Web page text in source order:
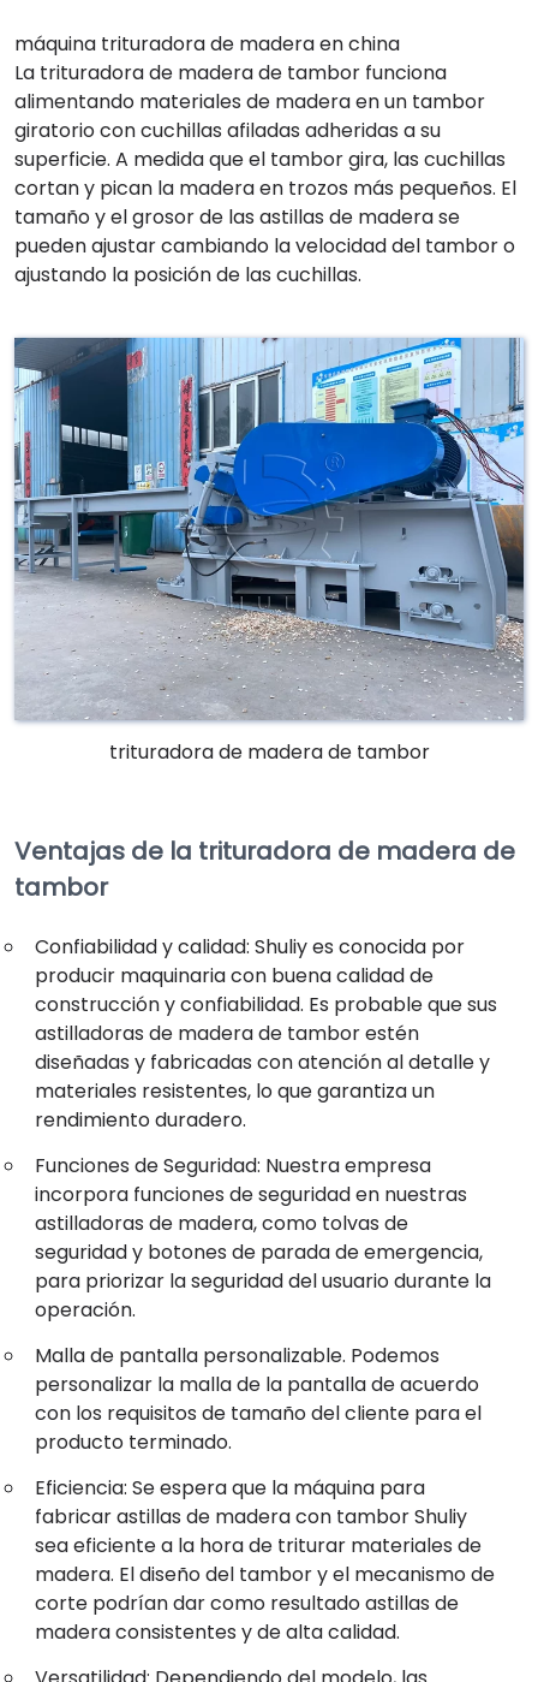
máquina trituradora de madera en china
La trituradora de madera de tambor funciona
alimentando materiales de madera en un tambor
giratorio con cuchillas afiladas adheridas a su
superficie. A medida que el tambor gira, las cuchillas
cortan y pican la madera en trozos más pequeños. El
tamaño y el grosor de las astillas de madera se
pueden ajustar cambiando la velocidad del tambor o
ajustando la posición de las cuchillas.
trituradora de madera de tambor
Ventajas de la trituradora de madera de
tambor
Confiabilidad y calidad: Shuliy es conocida por
producir maquinaria con buena calidad de
construcción y confiabilidad. Es probable que sus
astilladoras de madera de tambor estén
diseñadas y fabricadas con atención al detalle y
materiales resistentes, lo que garantiza un
rendimiento duradero.
Funciones de Seguridad: Nuestra empresa
incorpora funciones de seguridad en nuestras
astilladoras de madera, como tolvas de
seguridad y botones de parada de emergencia,
para priorizar la seguridad del usuario durante la
operación.
Malla de pantalla personalizable. Podemos
personalizar la malla de la pantalla de acuerdo
con los requisitos de tamaño del cliente para el
producto terminado.
Eficiencia: Se espera que la máquina para
fabricar astillas de madera con tambor Shuliy
sea eficiente a la hora de triturar materiales de
madera. El diseño del tambor y el mecanismo de
corte podrían dar como resultado astillas de
madera consistentes y de alta calidad.